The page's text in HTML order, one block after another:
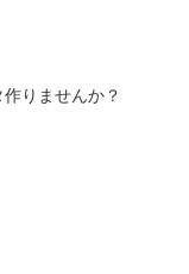
りませんか？